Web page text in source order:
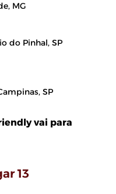
MG
do Pinhal, SP
SP
vai para
13